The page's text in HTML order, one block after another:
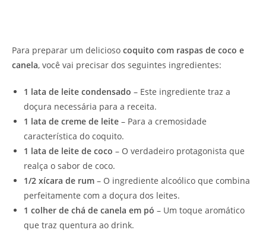
Para preparar um delicioso coquito com raspas de coco e
canela, você vai precisar dos seguintes ingredientes:
1 lata de leite condensado – Este ingrediente traz a
doçura necessária para a receita.
1 lata de creme de leite – Para a cremosidade
característica do coquito.
1 lata de leite de coco – O verdadeiro protagonista que
realça o sabor de coco.
1/2 xícara de rum – O ingrediente alcoólico que combina
perfeitamente com a doçura dos leites.
1 colher de chá de canela em pó – Um toque aromático
que traz quentura ao drink.